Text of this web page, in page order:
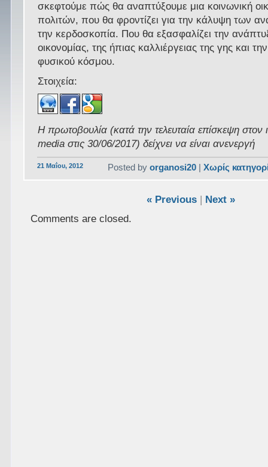
σκεφτούμε πώς θα αναπτύξουμε μια κοινωνική
πολιτών, που θα φροντίζει για την κάλυψη των
την κερδοσκοπία. Που θα εξασφαλίζει την
οικονομίας, της ήπιας καλλιέργειας της γης και
φυσικού κόσμου.
Στοιχεία:
Η πρωτοβουλία (κατά την τελευταία επίσκεψη
media στις 30/06/2017) δείχνει να είναι ανενεργή
21 Μαΐου, 2012 Posted byorganosi20 |Χωρίς
« Previous| Next »
Comments are closed.